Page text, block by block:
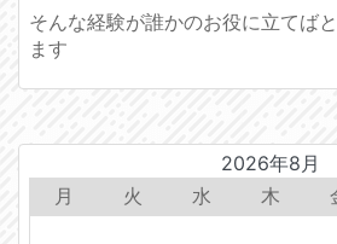
そんな経験が誰かのお役に立てば
ます
2026年8月
月
火 水 木